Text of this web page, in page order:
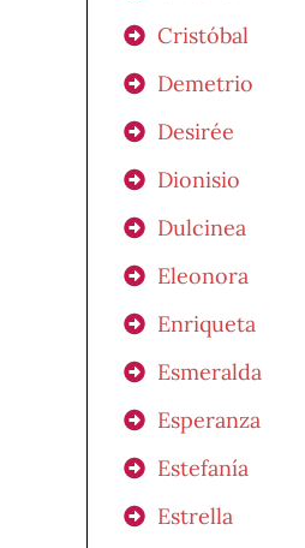
Cristóbal
Demetrio
Desirée
Dionisio
Dulcinea
Eleonora
Enriqueta
Esmeralda
Esperanza
Estefanía
Estrella